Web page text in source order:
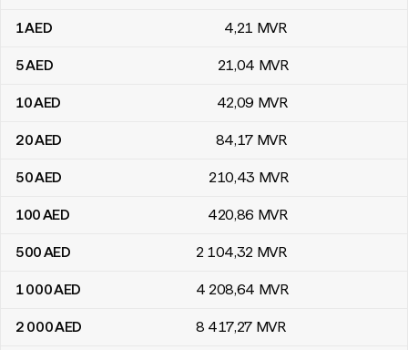
JAE dirhamai į Maldyvų rufijos konvertavimo lentelė
1AED 4,21 MVR
5AED 21,04 MVR
10AED 42,09 MVR
20AED 84,17 MVR
50AED 210,43 MVR
100AED 420,86 MVR
500AED 2 104,32 MVR
1 000AED 4 208,64 MVR
2 000AED 8 417,27 MVR